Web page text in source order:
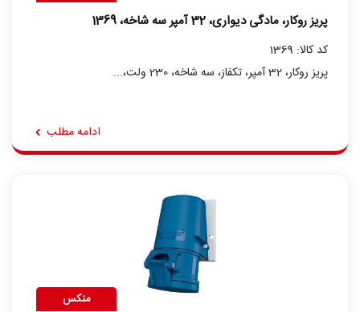
پریز روکار، مادگی دیواری، 32 آمپر سه شاخه، 1369
کد کالا: 1369
پریز روکار، 32 آمپر، تکفاز، سه شاخه، 230 ولت،...
ادامه مطلب
منکس